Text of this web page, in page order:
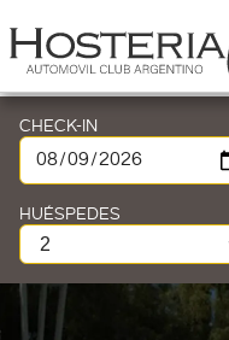
CHECK-IN
HUÉSPEDES